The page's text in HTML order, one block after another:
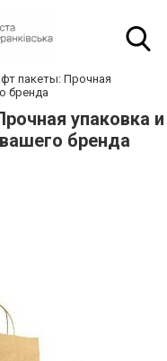
пакеты: Прочная
бренда
упаковка и
бренда